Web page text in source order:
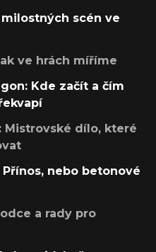
scén ve
ve hrách míříme
Kde začít a čím
Mistrovské dílo, které
nebo betonové
a rady pro